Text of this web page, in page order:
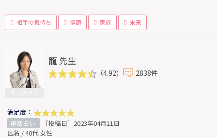
相手の気持ち 健康 家族 未来
龍 先生
（4.92） 2838件
満足度：
電話占い
［投稿日］2023年04月11日
匿名 / 40代 女性